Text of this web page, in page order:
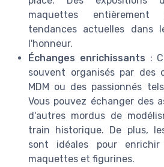
maquettes entièrement
tendances actuelles dans
l'honneur.
Échanges enrichissants :
souvent organisés par des
MDM ou des passionnés
Vous pouvez échanger des
d'autres mordus de
train historique. De plus,
sont idéales pour
maquettes et figurines.